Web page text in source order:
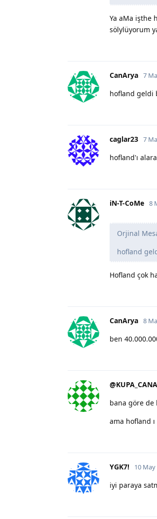
Ya aMa işthe
sölylüyorum
CanArya 7
hofland geldi
caglar23 7
hofland'ı
iN-T-CoMe 8
Orjinal
hofland
Hofland çok
CanArya 8
ben
bana göre de
ama hofland
YGK7! 10 May
iyi paraya